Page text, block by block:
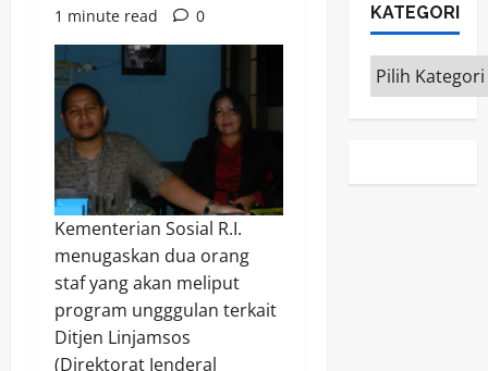
1 minute read
0
Kementerian Sosial R.I.
menugaskan dua orang
staf yang akan meliput
program ungggulan terkait
Ditjen Linjamsos
(Direktorat Jenderal
KATEGORI
Kategori